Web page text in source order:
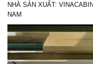
NHÀ SẢN XUẤT:
NAM